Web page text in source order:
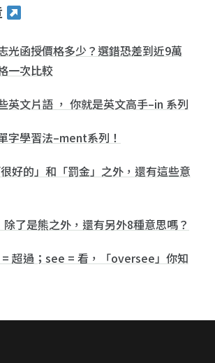
光函授價格多少？選錯恐差到近9萬
一次比較
英文片語 ， 你就是英文高手–in 系列
字學習法–ment系列！
好的」和「罰金」之外，還有這些意
了是熊之外，還有另外8種意思嗎？
超過；see = 看，「oversee」你知